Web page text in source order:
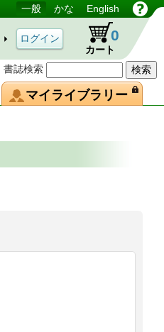
書誌検索
一般 かな English
カート
0
マイライブラリー